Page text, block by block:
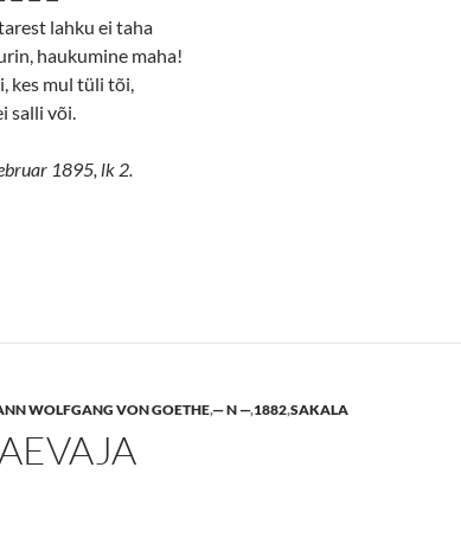
lahku ei taha
haukumine maha!
kes mul tüli tõi,
salli või.
1895, lk 2.
WOLFGANG VON GOETHE,— N —,1882,SAKALA